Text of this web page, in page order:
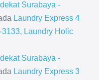
Surabaya -
Laundry Express 4
Laundry Holic
Surabaya -
Laundry Express 3